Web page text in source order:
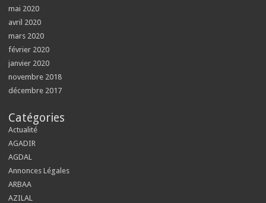
mai 2020
avril 2020
mars 2020
février 2020
janvier 2020
novembre 2018
décembre 2017
Catégories
Actualité
AGADIR
AGDAL
Annonces Légales
ARBAA
AZILAL